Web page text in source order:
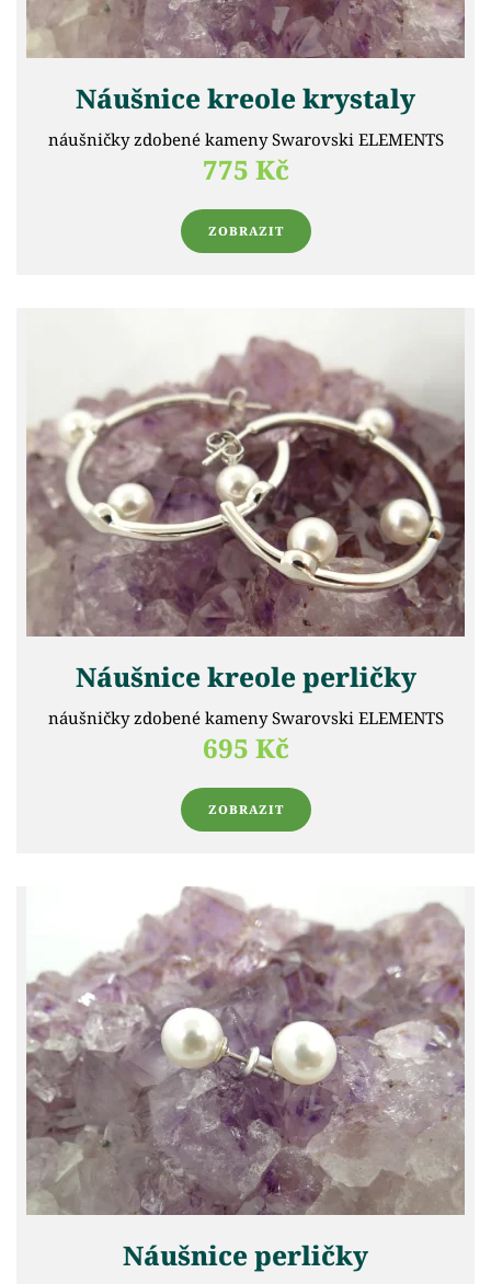
Náušnice kreole krystaly
náušničky zdobené kameny Swarovski ELEMENTS
775 Kč
ZOBRAZIT
Náušnice kreole perličky
náušničky zdobené kameny Swarovski ELEMENTS
695 Kč
ZOBRAZIT
Náušnice perličky